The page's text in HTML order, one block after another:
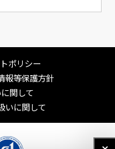
ポリシー
報等保護方針
関して
いに関して